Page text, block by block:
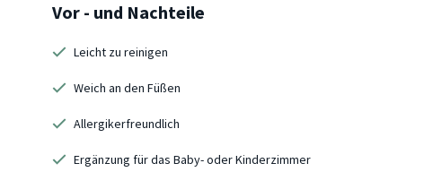
Vor - und Nachteile
Leicht zu reinigen
Weich an den Füßen
Allergikerfreundlich
Ergänzung für das Baby- oder Kinderzimmer